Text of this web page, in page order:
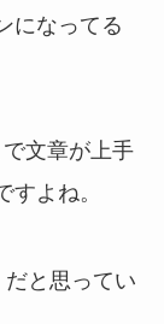
になってる
文章が上手
よね。
だと思ってい